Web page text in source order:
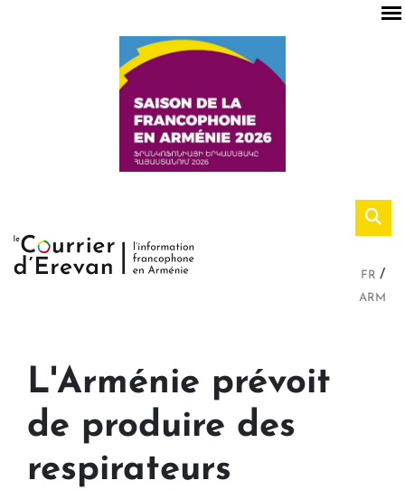
FR
ARM
L'Arménie prévoit
de produire des
respirateurs